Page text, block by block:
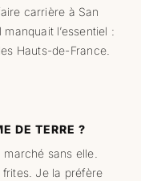
carrière à San
l’essentiel :
Hauts-de-France.
DE TERRE ?
sans elle.
Je la préfère